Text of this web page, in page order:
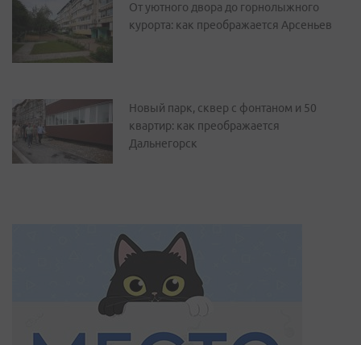
От уютного двора до горнолыжного
курорта: как преображается Арсеньев
Новый парк, сквер с фонтаном и 50
квартир: как преображается
Дальнегорск